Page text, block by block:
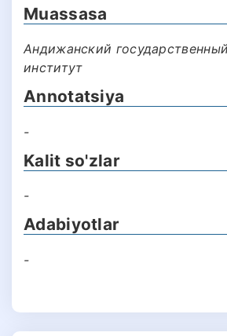
Muassasa
Андижанский
институт
Annotatsiya
-
Kalit so'zlar
-
Adabiyotlar
-